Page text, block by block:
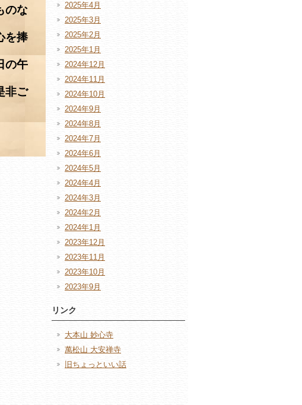
のな
を捧
の午
非ご
2025年4月
2025年3月
2025年2月
2025年1月
2024年12月
2024年11月
2024年10月
2024年9月
2024年8月
2024年7月
2024年6月
2024年5月
2024年4月
2024年3月
2024年2月
2024年1月
2023年12月
2023年11月
2023年10月
2023年9月
リンク
大本山 妙心寺
萬松山 大安禅寺
旧ちょっといい話